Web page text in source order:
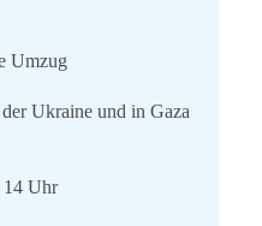
Umzug
Ukraine und in Gaza
14 Uhr